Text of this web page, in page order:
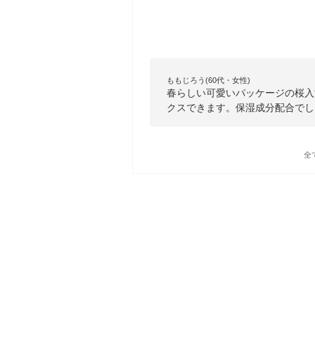
ももじろう(60代・女性)
春らしい可愛いパッケージの桜
クスできます。保湿成分配合で
全